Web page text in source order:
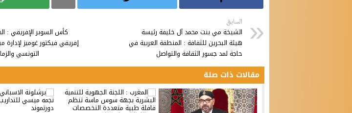
السابق
الشيخة مي بنت محمد آل خليفة رئيسة
هيئة البحرين للثقافة : المنطقة العربية في
حاجة لمد جسور الثقافة والتواصل
كأس السوبر الإفريقي :
إفريقي فيكتور غوميز لإدارة
التونسي
مقالات ذات صلة